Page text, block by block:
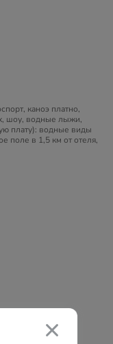
каноэ платно,
шоу, водные лыжи,
плату): водные виды
поле в 1,5 км от отеля,